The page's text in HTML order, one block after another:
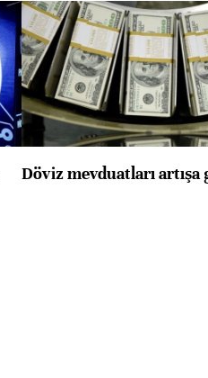
Döviz mevduatları artışa